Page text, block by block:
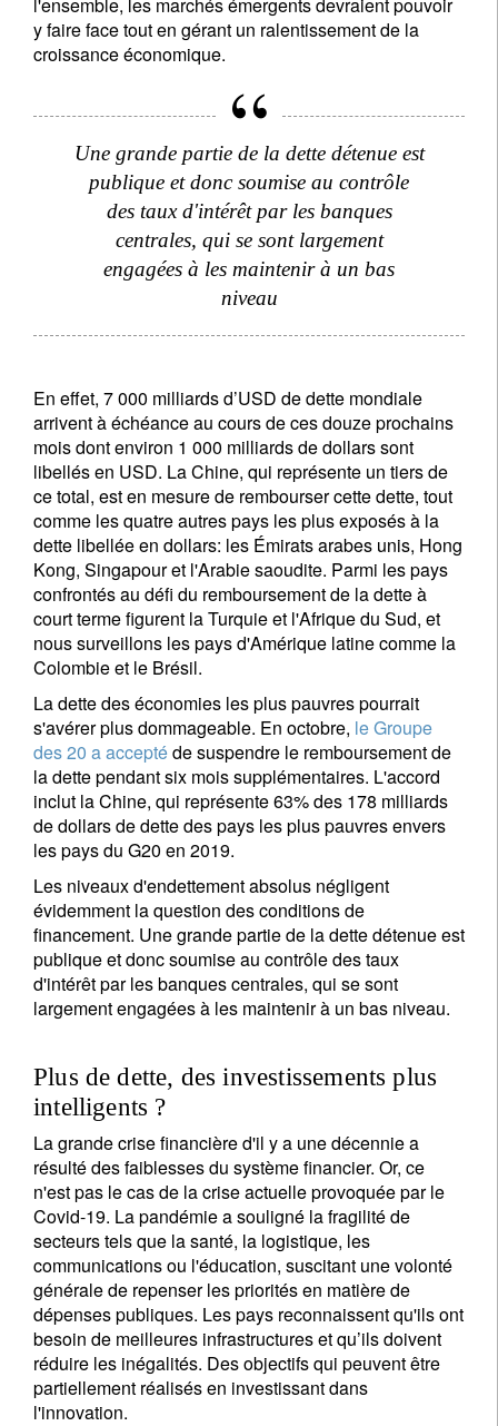
y faire face tout en gérant un ralentissement de la
croissance économique.
Une grande partie de la dette détenue est
publique et donc soumise au contrôle
des taux d'intérêt par les banques
centrales, qui se sont largement
engagées à les maintenir à un bas
niveau
En effet, 7 000 milliards d’USD de dette mondiale
arrivent à échéance au cours de ces douze prochains
mois dont environ 1 000 milliards de dollars sont
libellés en USD. La Chine, qui représente un tiers de
ce total, est en mesure de rembourser cette dette, tout
comme les quatre autres pays les plus exposés à la
dette libellée en dollars: les Émirats arabes unis, Hong
Kong, Singapour et l'Arabie saoudite. Parmi les pays
confrontés au défi du remboursement de la dette à
court terme figurent la Turquie et l'Afrique du Sud, et
nous surveillons les pays d'Amérique latine comme la
Colombie et le Brésil.
La dette des économies les plus pauvres pourrait
s'avérer plus dommageable. En octobre, le Groupe
des 20 a acceptéde suspendre le remboursement de
la dette pendant six mois supplémentaires. L'accord
inclut la Chine, qui représente 63% des 178 milliards
de dollars de dette des pays les plus pauvres envers
les pays du G20 en 2019.
Les niveaux d'endettement absolus négligent
évidemment la question des conditions de
financement. Une grande partie de la dette détenue est
publique et donc soumise au contrôle des taux
d'intérêt par les banques centrales, qui se sont
largement engagées à les maintenir à un bas niveau.
Plus de dette, des investissements plus
intelligents ?
La grande crise financière d'il y a une décennie a
résulté des faiblesses du système financier. Or, ce
n'est pas le cas de la crise actuelle provoquée par le
Covid-19. La pandémie a souligné la fragilité de
secteurs tels que la santé, la logistique, les
communications ou l'éducation, suscitant une volonté
générale de repenser les priorités en matière de
dépenses publiques. Les pays reconnaissent qu'ils ont
besoin de meilleures infrastructures et qu’ils doivent
réduire les inégalités. Des objectifs qui peuvent être
partiellement réalisés en investissant dans
l'innovation.
Email
Civilité Prénom
Nom
Pays de résidence
Je ne suis pas résident ou citoyen des Etats-Unis
Vos informations seront utilisées conformément à
notrepolitique de confidentialité.
s'inscrire